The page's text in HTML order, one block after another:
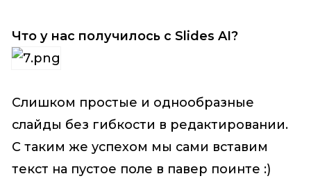
Что у нас получилось с Slides AI?
Слишком простые и однообразные
слайды без гибкости в редактировании.
С таким же успехом мы сами вставим
текст на пустое поле в павер поинте :)